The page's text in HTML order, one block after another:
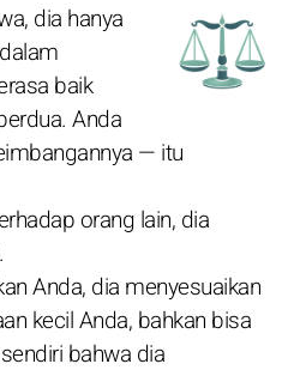
dia hanya
baik
Anda
— itu
orang lain, dia
Anda, dia menyesuaikan
kecil Anda, bahkan bisa
bahwa dia